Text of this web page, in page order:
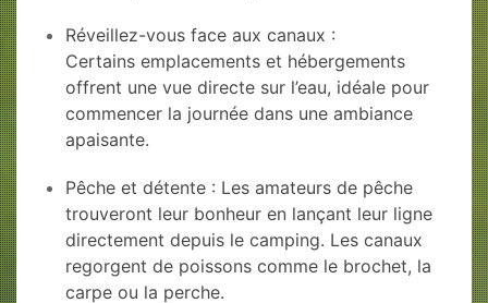
Réveillez-vous face aux canaux :
Certains emplacements et hébergements
offrent une vue directe sur l’eau, idéale pour
commencer la journée dans une ambiance
apaisante.
Pêche et détente : Les amateurs de pêche
trouveront leur bonheur en lançant leur ligne
directement depuis le camping. Les canaux
regorgent de poissons comme le brochet, la
carpe ou la perche.